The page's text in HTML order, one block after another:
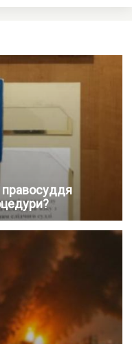
правосуддя